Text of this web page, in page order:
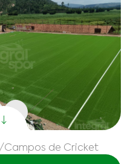
/Campos de Cricket